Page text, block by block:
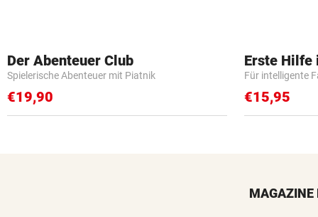
Der Abenteuer Club
Spielerische Abenteuer mit Piatnik
€19,90
Erste Hilfe
Für intelligente
€15,95
MAGAZINE